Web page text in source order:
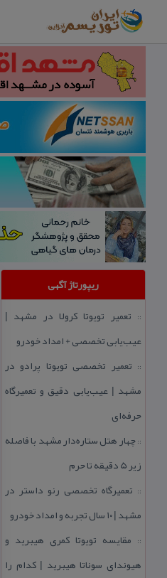
ریپورتاژ آگهی
:: تعمیر تویوتا كرولا در مشهد |
عیب‌یابی تخصصی + امداد خودرو
:: تعمیر تخصصی تویوتا پرادو در
مشهد | عیب‌یابی دقیق و تعمیرگاه
حرفه‌ای
::چهار هتل‌ ستاره‌دار مشهد با فاصله
زیر 5 دقیقه تا حرم
:: تعمیرگاه تخصصی رنو داستر در
مشهد | ۱۰ سال تجربه و امداد خودرو
:: مقایسه تویوتا كمری هیبرید و
هیوندای سوناتا هیبرید | كدام را